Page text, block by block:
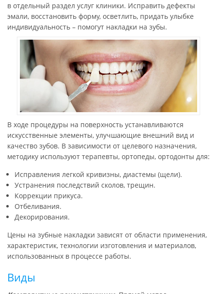
в отдельный раздел услуг клиники. Исправить дефекты
эмали, восстановить форму, осветлить, придать улыбке
индивидуальность – помогут накладки на зубы.
В ходе процедуры на поверхность устанавливаются
искусственные элементы, улучшающие внешний вид и
качество зубов. В зависимости от целевого назначения,
методику используют терапевты, ортопеды, ортодонты для:
Исправления легкой кривизны, диастемы (щели).
Устранения последствий сколов, трещин.
Коррекции прикуса.
Отбеливания.
Декорирования.
Цены на зубные накладки зависят от области применения,
характеристик, технологии изготовления и материалов,
использованных в процессе работы.
Виды